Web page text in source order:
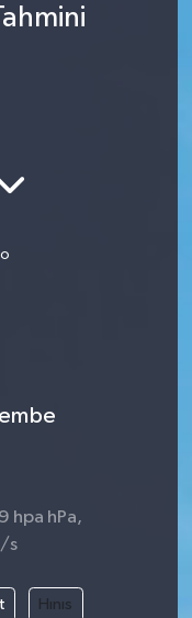
°
hpa hPa,
s
Hınıs